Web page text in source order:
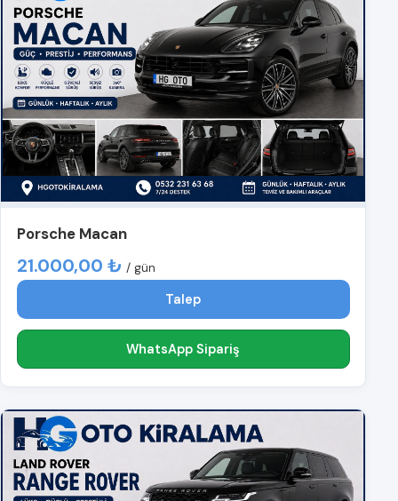
Porsche Macan
21.000,00 ₺ / gün
Talep
WhatsApp Sipariş